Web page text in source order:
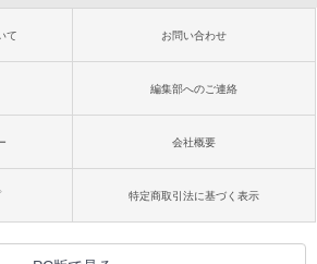
て お問い合わせ
編集部へのご連絡
会社概要
特定商取引法に基づく表示